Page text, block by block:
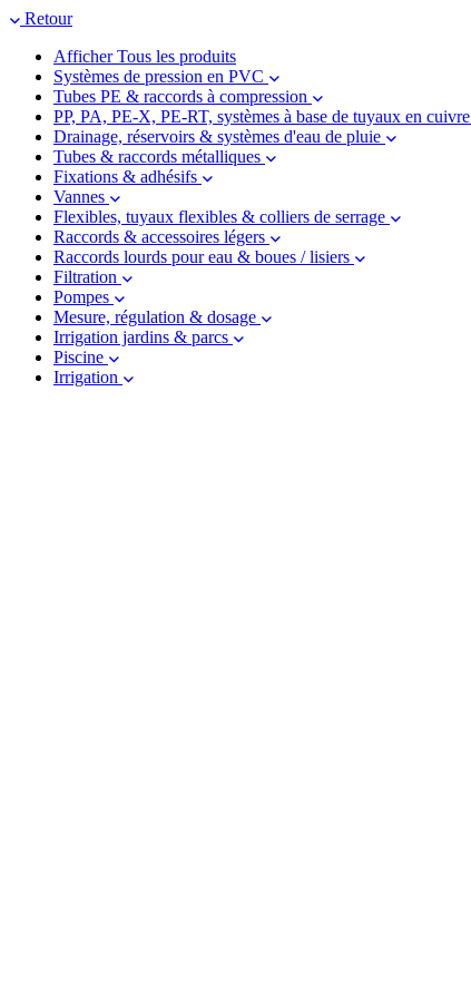
Retour
Afficher Tous les produits
Systèmes de pression en PVC
Tubes PE & raccords à compression
PP, PA, PE-X, PE-RT, systèmes à base de tuyaux en cuivre
Drainage, réservoirs & systèmes d'eau de pluie
Tubes & raccords métalliques
Fixations & adhésifs
Vannes
Flexibles, tuyaux flexibles & colliers de serrage
Raccords & accessoires légers
Raccords lourds pour eau & boues / lisiers
Filtration
Pompes
Mesure, régulation & dosage
Irrigation jardins & parcs
Piscine
Irrigation